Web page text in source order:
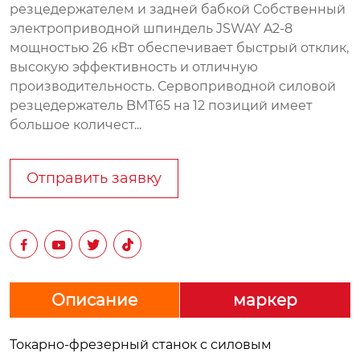
резцедержателем и задней бабкой Собственный
электроприводной шпиндель JSWAY A2-8
мощностью 26 кВт обеспечивает быстрый отклик,
высокую эффективность и отличную
производительность. Сервоприводной силовой
резцедержатель BMT65 на 12 позиций имеет
большое количест...
Отправить заявку
   
Описание маркер
Токарно-фрезерный станок с силовым